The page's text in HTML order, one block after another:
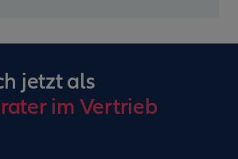
jetzt als
im Vertrieb